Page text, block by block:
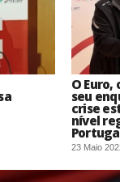
O Euro,
seu
crise
nível
23 Maio